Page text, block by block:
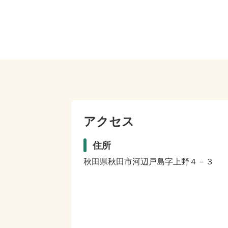
アクセス
住所
秋田県秋田市河辺戸島字上野４－３